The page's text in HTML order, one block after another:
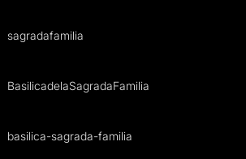
sagradafamilia
BasilicadelaSagradaFamilia
basilica-sagrada-familia